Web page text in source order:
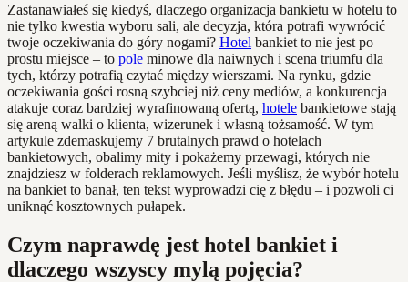
Zastanawiałeś się kiedyś, dlaczego organizacja bankietu w hotelu to
nie tylko kwestia wyboru sali, ale decyzja, która potrafi wywrócić
twoje oczekiwania do góry nogami? Hotel bankiet to nie jest po
prostu miejsce – to pole minowe dla naiwnych i scena triumfu dla
tych, którzy potrafią czytać między wierszami. Na rynku, gdzie
oczekiwania gości rosną szybciej niż ceny mediów, a konkurencja
atakuje coraz bardziej wyrafinowaną ofertą, hotele bankietowe stają
się areną walki o klienta, wizerunek i własną tożsamość. W tym
artykule zdemaskujemy 7 brutalnych prawd o hotelach
bankietowych, obalimy mity i pokażemy przewagi, których nie
znajdziesz w folderach reklamowych. Jeśli myślisz, że wybór hotelu
na bankiet to banał, ten tekst wyprowadzi cię z błędu – i pozwoli ci
uniknąć kosztownych pułapek.
Czym naprawdę jest hotel bankiet i
dlaczego wszyscy mylą pojęcia?